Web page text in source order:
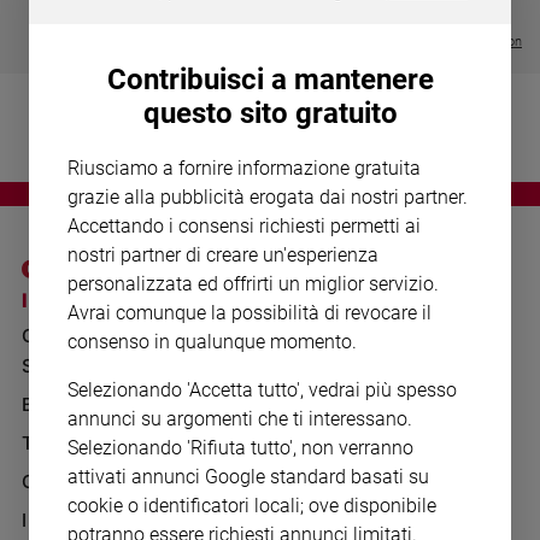
Devozione
fede
giorno
Santo
del
Società
e
valori
Visualizza tutte le collection
I SITI SAN PAOLO
GRUPPO EDITORIALE
SAN PAOLO
BENESSERE
TELENOVA
GAZZETTA D'ALBA
IL GIORNALINO
NOTE LEGALI
PRIVACY POLICY
WHISTLEBLOWING
SOCIAL
Contribuisci a mantenere
questo sito gratuito
Riusciamo a fornire informazione gratuita
grazie alla pubblicità erogata dai nostri partner.
Accettando i consensi richiesti permetti ai
nostri partner di creare un'esperienza
personalizzata ed offrirti un miglior servizio.
Avrai comunque la possibilità di revocare il
consenso in qualunque momento.
Selezionando 'Accetta tutto', vedrai più spesso
annunci su argomenti che ti interessano.
Selezionando 'Rifiuta tutto', non verranno
attivati annunci Google standard basati su
cookie o identificatori locali; ove disponibile
potranno essere richiesti annunci limitati.